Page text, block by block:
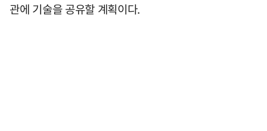
관에 기술을 공유할 계획이다.